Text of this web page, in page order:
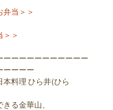
弁当＞＞
＞
ーーーーーーーーーー
ーーーー
料理 ひら井(ひら
る金華山、